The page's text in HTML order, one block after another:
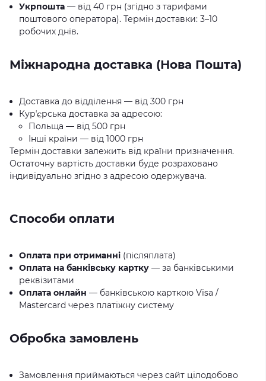
Укрпошта — від 40 грн (згідно з тарифами
поштового оператора). Термін доставки: 3–10
робочих днів.
Міжнародна доставка (Нова Пошта)
Доставка до відділення — від 300 грн
Курʼєрська доставка за адресою:
Польща — від 500 грн
Інші країни — від 1000 грн
Термін доставки залежить від країни призначення.
Остаточну вартість доставки буде розраховано
індивідуально згідно з адресою одержувача.
Способи оплати
Оплата при отриманні (післяплата)
Оплата на банківську картку — за банківськими
реквізитами
Оплата онлайн — банківською карткою Visa /
Mastercard через платіжну систему
Обробка замовлень
Замовлення приймаються через сайт цілодобово